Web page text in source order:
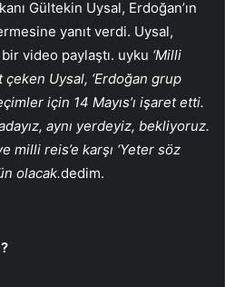
Gültekin Uysal, Erdoğan’ın
yanıt verdi. Uysal,
video paylaştı. uyku ‘Milli
çeken Uysal, ‘Erdoğan grup
için 14 Mayıs’ı işaret etti.
aynı yerdeyiz, bekliyoruz.
milli reis’e karşı ‘Yeter söz
olacak.dedim.